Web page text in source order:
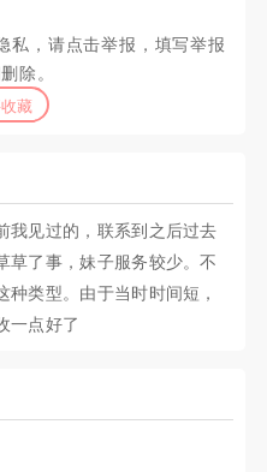
私，请点击举报，填写举报
除。
藏
我见过的，联系到之后过去
草了事，妹子服务较少。不
类型。由于当时时间短，
一点好了